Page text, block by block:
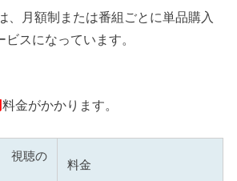
、月額制または番組ごとに単品購入
スになっています。
料金がかかります。
視聴の
料金